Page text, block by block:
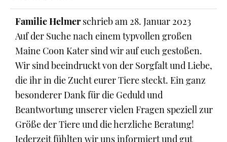
Familie Helmerschrieb am 28. Januar 2023
Auf der Suche nach einem typvollen großen
Maine Coon Kater sind wir auf euch gestoßen.
Wir sind beeindruckt von der Sorgfalt und Liebe,
die ihr in die Zucht eurer Tiere steckt. Ein ganz
besonderer Dank für die Geduld und
Beantwortung unserer vielen Fragen speziell zur
Größe der Tiere und die herzliche Beratung!
Jederzeit fühlten wir uns informiert und gut